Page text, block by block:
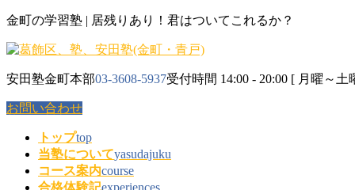
コ
テ
ン
ツ
に
移
ナ
ゲ
ー
シ
ョ
ン
金町の学習塾 | 居残りあり！君はついてこれるか？
安田塾金町本部03-3608-5937受付時間 14:00 - 20:00 [ 月曜～土
お問い合わせ
トップtop
当塾についてyasudajuku
コース案内course
合格体験記experiences